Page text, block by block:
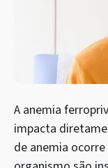
A anemia
impacta
de anemia